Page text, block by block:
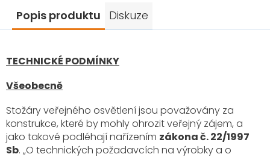
Popis produktu Diskuze
TECHNICKÉ PODMÍNKY
Všeobecně
Stožáry veřejného osvětlení jsou považovány za
konstrukce, které by mohly ohrozit veřejný zájem, a
jako takové podléhají nařízením zákona č. 22/1997
Sb. „O technických požadavcích na výrobky a o